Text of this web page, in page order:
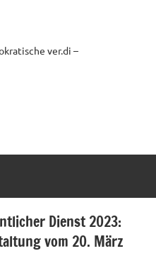
ver.di –
Dienst 2023:
vom 20. März